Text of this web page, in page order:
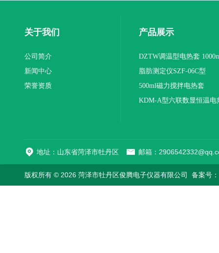
关于我们
公司简介
新闻中心
荣誉资质
产品展示
DZTW调温型电热套
联
脂肪测定仪SZF-06C型
500ml磁力搅拌电热套
KDM-A型六联数显恒温电
地址：山东省菏泽市牡丹区 邮箱：
版权所有 © 2026 菏泽市牡丹区俊腾电子仪器有限公司 备案号